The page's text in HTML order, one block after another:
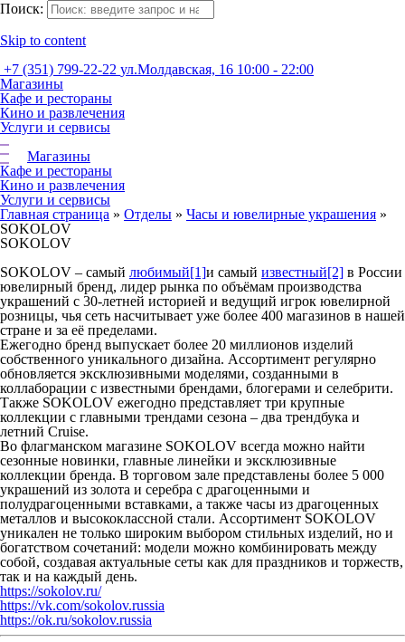
Поиск:
Skip to content
+7 (351) 799-22-22 ул.Молдавская, 16 10:00 - 22:00
Магазины
Кафе и рестораны
Кино и развлечения
Услуги и сервисы
Магазины
Кафе и рестораны
Кино и развлечения
Услуги и сервисы
Главная страница » Отделы » Часы и ювелирные украшения »
SOKOLOV
SOKOLOV
SOKOLOV – самый любимый[1]и самый известный[2] в России
ювелирный бренд, лидер рынка по объёмам производства
украшений с 30-летней историей и ведущий игрок ювелирной
розницы, чья сеть насчитывает уже более 400 магазинов в нашей
стране и за её пределами.
Ежегодно бренд выпускает более 20 миллионов изделий
собственного уникального дизайна. Ассортимент регулярно
обновляется эксклюзивными моделями, созданными в
коллаборации с известными брендами, блогерами и селебрити.
Также SOKOLOV ежегодно представляет три крупные
коллекции с главными трендами сезона – два трендбука и
летний Cruise.
Во флагманском магазине SOKOLOV всегда можно найти
сезонные новинки, главные линейки и эксклюзивные
коллекции бренда. В торговом зале представлены более 5 000
украшений из золота и серебра с драгоценными и
полудрагоценными вставками, а также часы из драгоценных
металлов и высококлассной стали. Ассортимент SOKOLOV
уникален не только широким выбором стильных изделий, но и
богатством сочетаний: модели можно комбинировать между
собой, создавая актуальные сеты как для праздников и торжеств,
так и на каждый день.
https://sokolov.ru/
https://vk.com/sokolov.russia
https://ok.ru/sokolov.russia